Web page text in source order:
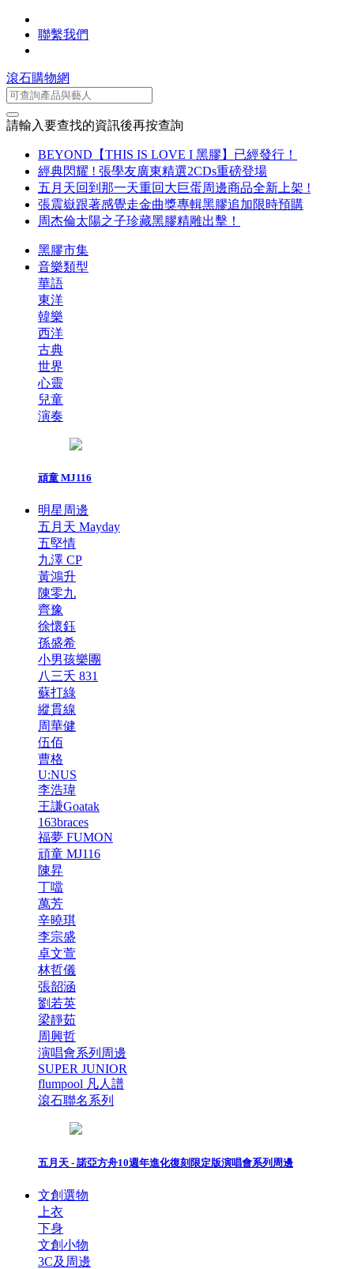
聯繫我們
滾石購物網
請輸入要查找的資訊後再按查詢
BEYOND【THIS IS LOVE I 黑膠】已經發行！
經典閃耀 ! 張學友廣東精選2CDs重磅登場
五月天回到那一天重回大巨蛋周邊商品全新上架 !
張震嶽跟著感覺走金曲獎專輯黑膠追加限時預購
周杰倫太陽之子珍藏黑膠精雕出擊！
黑膠市集
音樂類型
華語
東洋
韓樂
西洋
古典
世界
心靈
兒童
演奏
頑童 MJ116
明星周邊
五月天 Mayday
五堅情
九澤 CP
黃鴻升
陳零九
齊豫
徐懷鈺
孫盛希
小男孩樂團
八三夭 831
蘇打綠
縱貫線
周華健
伍佰
曹格
U:NUS
李浩瑋
王謙Goatak
163braces
福夢 FUMON
頑童 MJ116
陳昇
丁噹
萬芳
辛曉琪
李宗盛
卓文萱
林哲儀
張韶涵
劉若英
梁靜茹
周興哲
演唱會系列周邊
SUPER JUNIOR
flumpool 凡人譜
滾石聯名系列
五月天 - 諾亞方舟10週年進化復刻限定版演唱會系列周邊
文創選物
上衣
下身
文創小物
3C及周邊